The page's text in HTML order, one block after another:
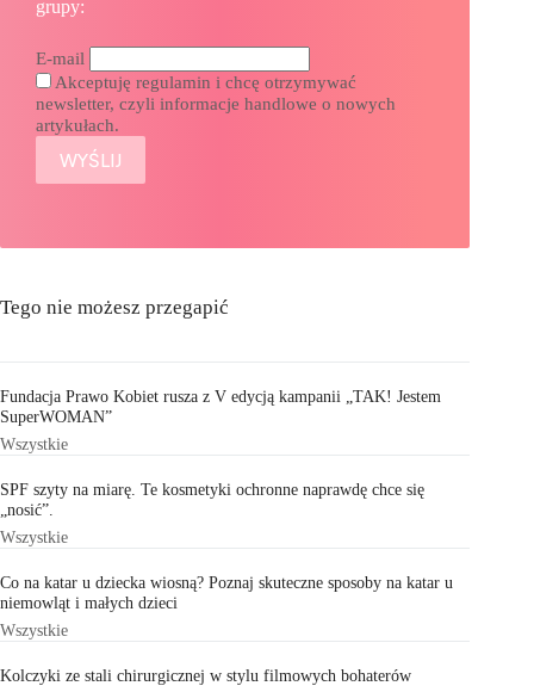
grupy:
E-mail
Akceptuję regulamin i chcę otrzymywać
newsletter, czyli informacje handlowe o nowych
artykułach.
Tego nie możesz przegapić
Fundacja Prawo Kobiet rusza z V edycją kampanii „TAK! Jestem
SuperWOMAN”
Wszystkie
SPF szyty na miarę. Te kosmetyki ochronne naprawdę chce się
„nosić”.
Wszystkie
Co na katar u dziecka wiosną? Poznaj skuteczne sposoby na katar u
niemowląt i małych dzieci
Wszystkie
Kolczyki ze stali chirurgicznej w stylu filmowych bohaterów